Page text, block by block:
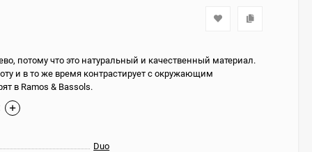
потому что это натуральный и качественный материал.
и в то же время контрастирует с окружающим
в Ramos & Bassols.
Duo